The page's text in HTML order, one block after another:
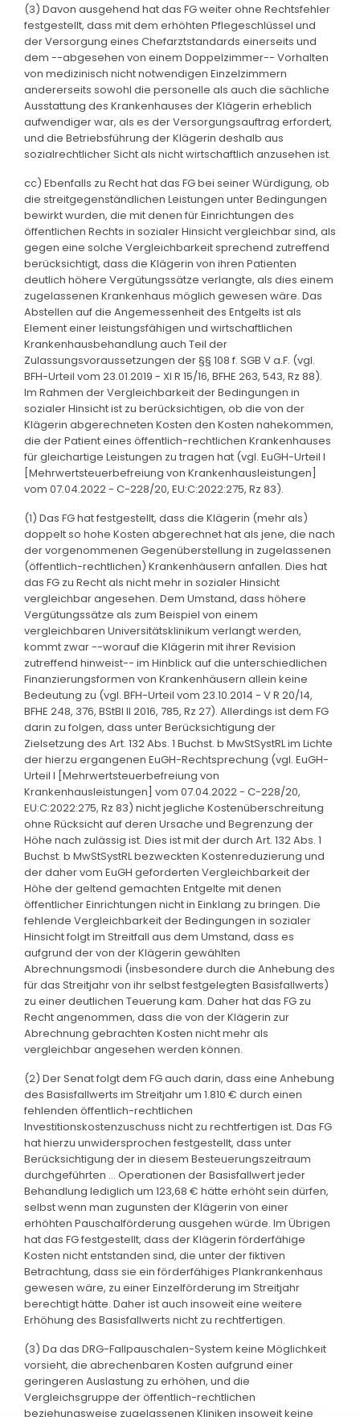
(3) Davon ausgehend hat das FG weiter ohne Rechtsfehler
festgestellt, dass mit dem erhöhten Pflegeschlüssel und
der Versorgung eines Chefarztstandards einerseits und
dem --abgesehen von einem Doppelzimmer-- Vorhalten
von medizinisch nicht notwendigen Einzelzimmern
andererseits sowohl die personelle als auch die sächliche
Ausstattung des Krankenhauses der Klägerin erheblich
aufwendiger war, als es der Versorgungsauftrag erfordert,
und die Betriebsführung der Klägerin deshalb aus
sozialrechtlicher Sicht als nicht wirtschaftlich anzusehen ist.
cc) Ebenfalls zu Recht hat das FG bei seiner Würdigung, ob
die streitgegenständlichen Leistungen unter Bedingungen
bewirkt wurden, die mit denen für Einrichtungen des
öffentlichen Rechts in sozialer Hinsicht vergleichbar sind, als
gegen eine solche Vergleichbarkeit sprechend zutreffend
berücksichtigt, dass die Klägerin von ihren Patienten
deutlich höhere Vergütungssätze verlangte, als dies einem
zugelassenen Krankenhaus möglich gewesen wäre. Das
Abstellen auf die Angemessenheit des Entgelts ist als
Element einer leistungsfähigen und wirtschaftlichen
Krankenhausbehandlung auch Teil der
Zulassungsvoraussetzungen der §§ 108 f. SGB V a.F. (vgl.
BFH-Urteil vom 23.01.2019 - XI R 15/16, BFHE 263, 543, Rz 88).
Im Rahmen der Vergleichbarkeit der Bedingungen in
sozialer Hinsicht ist zu berücksichtigen, ob die von der
Klägerin abgerechneten Kosten den Kosten nahekommen,
die der Patient eines öffentlich-rechtlichen Krankenhauses
für gleichartige Leistungen zu tragen hat (vgl. EuGH-Urteil I
[Mehrwertsteuerbefreiung von Krankenhausleistungen]
vom 07.04.2022 - C-228/20, EU:C:2022:275, Rz 83).
(1) Das FG hat festgestellt, dass die Klägerin (mehr als)
doppelt so hohe Kosten abgerechnet hat als jene, die nach
der vorgenommenen Gegenüberstellung in zugelassenen
(öffentlich-rechtlichen) Krankenhäusern anfallen. Dies hat
das FG zu Recht als nicht mehr in sozialer Hinsicht
vergleichbar angesehen. Dem Umstand, dass höhere
Vergütungssätze als zum Beispiel von einem
vergleichbaren Universitätsklinikum verlangt werden,
kommt zwar --worauf die Klägerin mit ihrer Revision
zutreffend hinweist-- im Hinblick auf die unterschiedlichen
Finanzierungsformen von Krankenhäusern allein keine
Bedeutung zu (vgl. BFH-Urteil vom 23.10.2014 - V R 20/14,
BFHE 248, 376, BStBl II 2016, 785, Rz 27). Allerdings ist dem FG
darin zu folgen, dass unter Berücksichtigung der
Zielsetzung des Art. 132 Abs. 1 Buchst. b MwStSystRL im Lichte
der hierzu ergangenen EuGH-Rechtsprechung (vgl. EuGH-
Urteil I [Mehrwertsteuerbefreiung von
Krankenhausleistungen] vom 07.04.2022 - C-228/20,
EU:C:2022:275, Rz 83) nicht jegliche Kostenüberschreitung
ohne Rücksicht auf deren Ursache und Begrenzung der
Höhe nach zulässig ist. Dies ist mit der durch Art. 132 Abs. 1
Buchst. b MwStSystRL bezweckten Kostenreduzierung und
der daher vom EuGH geforderten Vergleichbarkeit der
Höhe der geltend gemachten Entgelte mit denen
öffentlicher Einrichtungen nicht in Einklang zu bringen. Die
fehlende Vergleichbarkeit der Bedingungen in sozialer
Hinsicht folgt im Streitfall aus dem Umstand, dass es
aufgrund der von der Klägerin gewählten
Abrechnungsmodi (insbesondere durch die Anhebung des
für das Streitjahr von ihr selbst festgelegten Basisfallwerts)
zu einer deutlichen Teuerung kam. Daher hat das FG zu
Recht angenommen, dass die von der Klägerin zur
Abrechnung gebrachten Kosten nicht mehr als
vergleichbar angesehen werden können.
(2) Der Senat folgt dem FG auch darin, dass eine Anhebung
des Basisfallwerts im Streitjahr um 1.810 € durch einen
fehlenden öffentlich-rechtlichen
Investitionskostenzuschuss nicht zu rechtfertigen ist. Das FG
hat hierzu unwidersprochen festgestellt, dass unter
Berücksichtigung der in diesem Besteuerungszeitraum
durchgeführten ... Operationen der Basisfallwert jeder
Behandlung lediglich um 123,68 € hätte erhöht sein dürfen,
selbst wenn man zugunsten der Klägerin von einer
erhöhten Pauschalförderung ausgehen würde. Im Übrigen
hat das FG festgestellt, dass der Klägerin förderfähige
Kosten nicht entstanden sind, die unter der fiktiven
Betrachtung, dass sie ein förderfähiges Plankrankenhaus
gewesen wäre, zu einer Einzelförderung im Streitjahr
berechtigt hätte. Daher ist auch insoweit eine weitere
Erhöhung des Basisfallwerts nicht zu rechtfertigen.
(3) Da das DRG-Fallpauschalen-System keine Möglichkeit
vorsieht, die abrechenbaren Kosten aufgrund einer
geringeren Auslastung zu erhöhen, und die
Vergleichsgruppe der öffentlich-rechtlichen
beziehungsweise zugelassenen Kliniken insoweit keine